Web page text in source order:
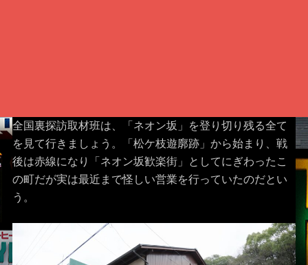
全国裏探訪取材班は、「ネオン坂」を登り切り残る全て
を見て行きましょう。「松ケ枝遊廓跡」から始まり、戦
後は赤線になり「ネオン坂歓楽街」としてにぎわったこ
の町だが実は最近まで怪しい営業を行っていたのだとい
う。